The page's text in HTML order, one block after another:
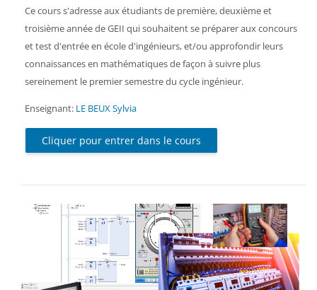
Ce cours s'adresse aux étudiants de première, deuxième et
troisième année de GEII qui souhaitent se préparer aux concours
et test d'entrée en école d'ingénieurs, et/ou approfondir leurs
connaissances en mathématiques de façon à suivre plus
sereinement le premier semestre du cycle ingénieur.
Enseignant: LE BEUX Sylvia
Cliquer pour entrer dans le cours